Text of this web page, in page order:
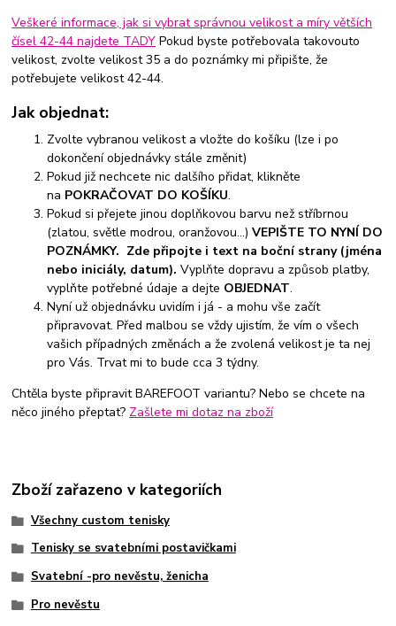
Veškeré informace, jak si vybrat správnou velikost a míry větších
čísel 42-44 najdete TADY Pokud byste potřebovala takovouto
velikost, zvolte velikost 35 a do poznámky mi připište, že
potřebujete velikost 42-44.
Jak objednat:
Zvolte vybranou velikost a vložte do košíku (lze i po
dokončení objednávky stále změnit)
Pokud již nechcete nic dalšího přidat, klikněte
na POKRAČOVAT DO KOŠÍKU.
Pokud si přejete jinou doplňkovou barvu než stříbrnou
(zlatou, světle modrou, oranžovou...)VEPIŠTE TO NYNÍ DO
POZNÁMKY. Zde připojte i text na boční strany (jména
nebo iniciály, datum).Vyplňte dopravu a způsob platby,
vyplňte potřebné údaje a dejte OBJEDNAT.
Nyní už objednávku uvidím i já - a mohu vše začít
připravovat. Před malbou se vždy ujistím, že vím o všech
vašich případných změnách a že zvolená velikost je ta nej
pro Vás. Trvat mi to bude cca 3 týdny.
Chtěla byste připravit BAREFOOT variantu? Nebo se chcete na
něco jiného přeptat? Zašlete mi dotaz na zboží
Zboží zařazeno v kategoriích
Všechny custom tenisky
Tenisky se svatebními postavičkami
Svatební -pro nevěstu, ženicha
Pro nevěstu